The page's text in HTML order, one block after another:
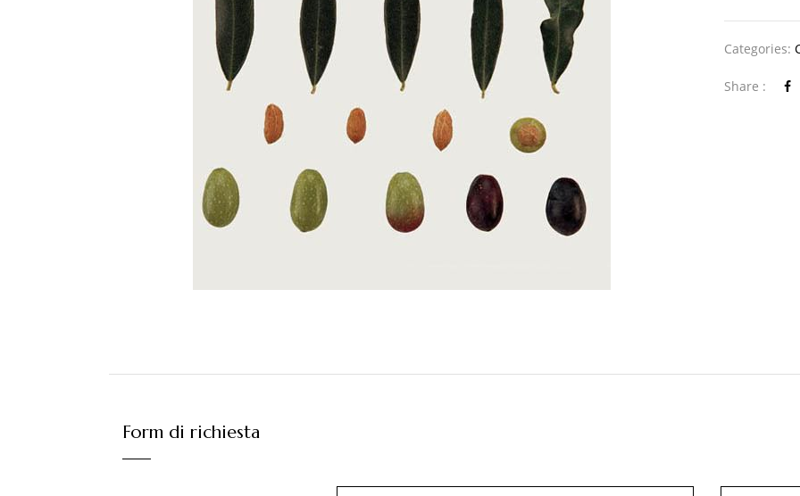
Categories:
Share :
Form di richiesta